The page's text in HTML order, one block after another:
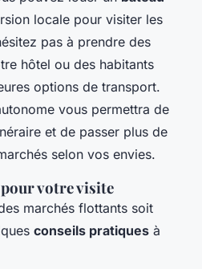
locale pour visiter les
pas à prendre des
hôtel ou des habitants
options de transport.
vous permettra de
et de passer plus de
selon vos envies.
votre visite
marchés flottants soit
conseils pratiques à